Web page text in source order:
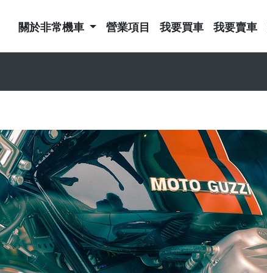
關於非常機車 營業項目 我要買車 我要賣車